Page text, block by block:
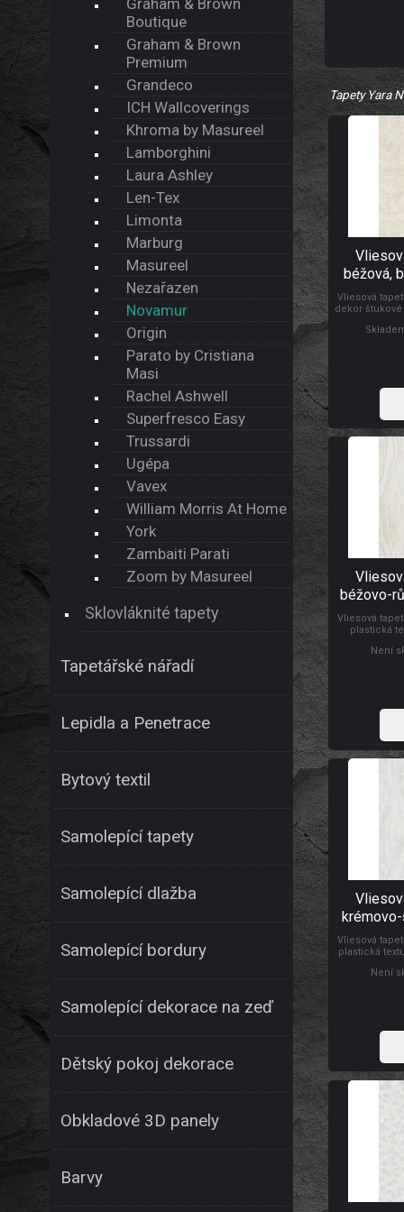
Tapety Yara
béžová,
Vliesová
dekor
odolnost
béžovo-
82493,
Vliesová
plastická
vysoká
Není
krémovo-
82497,
Vliesová
plastická
odolnost
Není
Graham & Brown
Boutique
Graham & Brown
Premium
Grandeco
ICH Wallcoverings
Khroma by Masureel
Lamborghini
Laura Ashley
Len-Tex
Limonta
Marburg
Masureel
Nezařazen
Novamur
Origin
Parato by Cristiana
Masi
Rachel Ashwell
Superfresco Easy
Trussardi
Ugépa
Vavex
William Morris At Home
York
Zambaiti Parati
Zoom by Masureel
Sklovláknité tapety
Tapetářské nářadí
Lepidla a Penetrace
Bytový textil
Samolepící tapety
Samolepící dlažba
Samolepící bordury
Samolepící dekorace na zeď
Dětský pokoj dekorace
Obkladové 3D panely
Barvy